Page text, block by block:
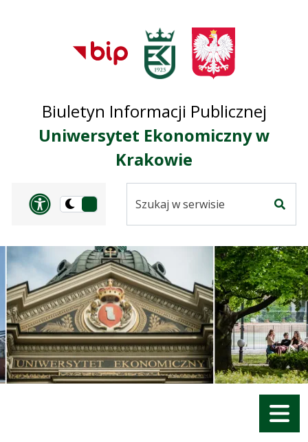
Przejdź do
głównego menu
Przejdź do treści
Przejdź do mapy
serwisu
Biuletyn Informacji Publicznej
Uniwersytet Ekonomiczny w
Krakowie
Panel dostosowania
Przełącz
ciemną
serwisie
Menu